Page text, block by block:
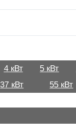
4 кВт 5 кВт
37 кВт 55 кВт